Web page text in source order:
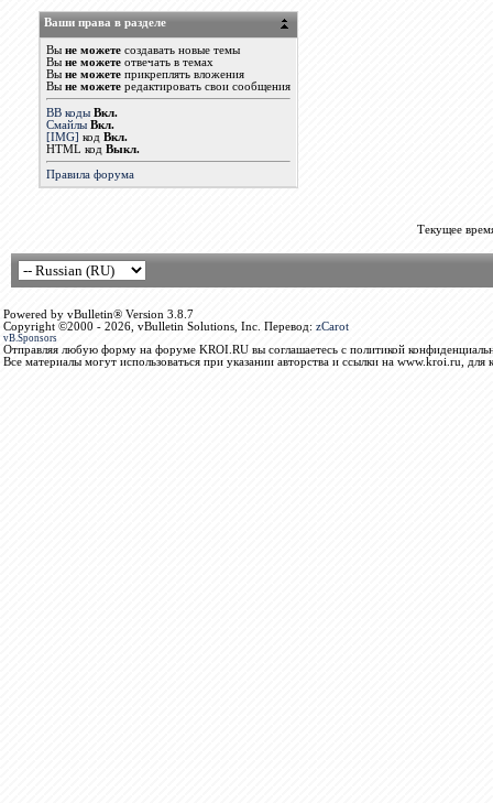
Ваши права в разделе
Вы не можетесоздавать новые темы
Вы не можетеотвечать в темах
Вы не можетеприкреплять вложения
Вы не можетередактировать свои сообщения
BB коды Вкл.
Смайлы Вкл.
[IMG] код Вкл.
HTML код Выкл.
Правила форума
Текущее
Powered by vBulletin® Version 3.8.7
Copyright ©2000 - 2026, vBulletin Solutions, Inc. Перевод: zCarot
vB.Sponsors
Отправляя любую форму на форуме KROI.RU вы соглашаетесь с политикой
Все материалы могут использоваться при указании авторства и ссылки на www.kroi.ru, для